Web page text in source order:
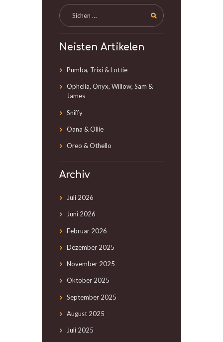
Neisten Artikelen
Pumba, Trixi & Lottie
Ophelia, Onyx, Willow, Sam &
James
Sniffy
Oana & Ollie
Oreo & Othello
Archiv
Juli 2026
Juni 2026
Februar 2026
Dezember 2025
November 2025
Oktober 2025
September 2025
August 2025
Juli 2025